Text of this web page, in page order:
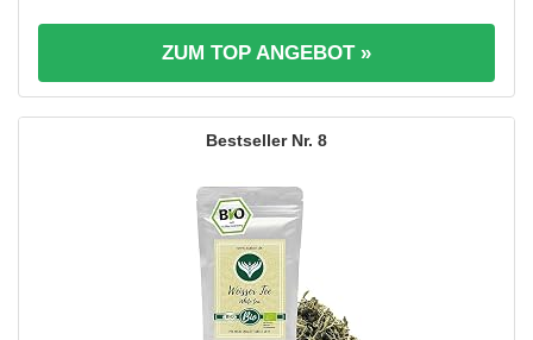
ZUM TOP ANGEBOT »
8